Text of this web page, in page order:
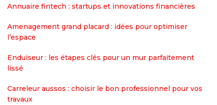
Annuaire fintech : startups et innovations financières
Amenagement grand placard : idées pour optimiser
l’espace
Enduiseur : les étapes clés pour un mur parfaitement
lissé
Carreleur aussos : choisir le bon professionnel pour vos
travaux